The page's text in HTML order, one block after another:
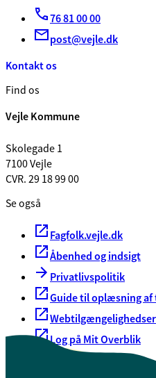
76 81 00 00
post@vejle.dk
Kontakt os
Find os
Vejle Kommune
Skolegade 1
7100 Vejle
CVR. 29 18 99 00
Se også
Fagfolk.vejle.dk
Åbenhed og indsigt
Privatlivspolitik
Guide til oplæsning af
Log på Mit Overblik